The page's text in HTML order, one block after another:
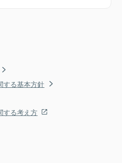
する基本方針
する考え方